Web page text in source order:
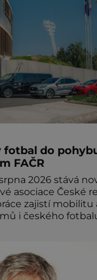
fotbal do
FAČR
2026 stává
asociace České
zajistí mobilitu
i českého